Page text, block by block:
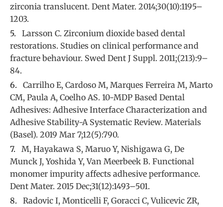
zirconia translucent. Dent Mater. 2014;30(10):1195–
1203.
Larsson C. Zirconium dioxide based dental
restorations. Studies on clinical performance and
fracture behaviour. Swed Dent J Suppl. 2011;(213):9–
84.
Carrilho E, Cardoso M, Marques Ferreira M, Marto
CM, Paula A, Coelho AS. 10-MDP Based Dental
Adhesives: Adhesive Interface Characterization and
Adhesive Stability-A Systematic Review. Materials
(Basel). 2019 Mar 7;12(5):790.
M, Hayakawa S, Maruo Y, Nishigawa G, De
Munck J, Yoshida Y, Van Meerbeek B. Functional
monomer impurity affects adhesive performance.
Dent Mater. 2015 Dec;31(12):1493–501.
Radovic I, Monticelli F, Goracci C, Vulicevic ZR,